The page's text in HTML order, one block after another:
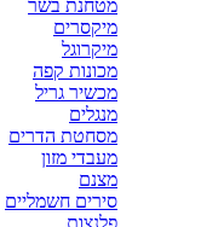
מטחנת בשר
מיקסרים
מיקרוגל
מכונות קפה
מכשיר גריל
מנגלים
מסחטת הדרים
מעבדי מזון
מצנם
סירים חשמליים
פלנצות